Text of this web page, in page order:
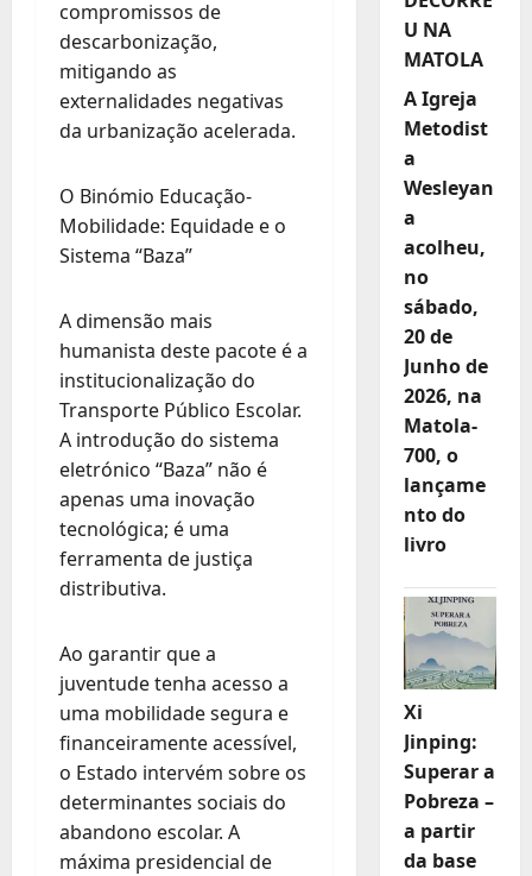
compromissos de
descarbonização,
mitigando as
externalidades negativas
da urbanização acelerada.
O Binómio Educação-
Mobilidade: Equidade e o
Sistema “Baza”
A dimensão mais
humanista deste pacote é a
institucionalização do
Transporte Público Escolar.
A introdução do sistema
eletrónico “Baza” não é
apenas uma inovação
tecnológica; é uma
ferramenta de justiça
distributiva.
Ao garantir que a
juventude tenha acesso a
uma mobilidade segura e
financeiramente acessível,
o Estado intervém sobre os
determinantes sociais do
abandono escolar. A
máxima presidencial de
U NA
MATOLA
A Igreja
Metodist
a
Wesleyan
a
acolheu,
no
sábado,
20 de
Junho de
2026, na
Matola-
700, o
lançame
nto do
livro
Xi
Jinping:
Superar a
Pobreza –
a partir
da base